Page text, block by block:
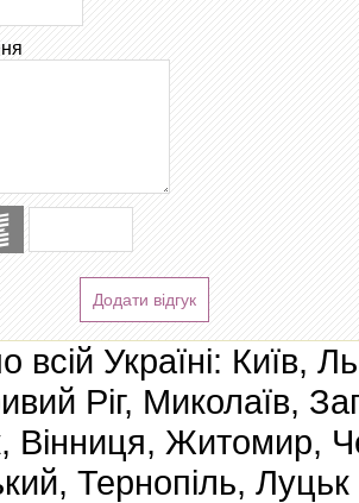
Додати відгук
всій Україні: Київ,
Ріг, Миколаїв,
Вінниця, Житомир,
Тернопіль, Луцьк